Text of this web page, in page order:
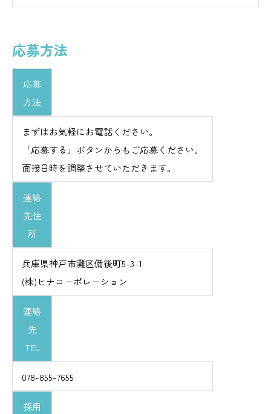
応募方法
応募
方法
まずはお気軽にお電話ください。
「応募する」ボタンからもご応募ください。
面接日時を調整させていただきます。
連絡
先住
所
兵庫県神戸市灘区備後町5-3-1
(株)ヒナコーポレーション
連絡
先
TEL
078-855-7655
採用